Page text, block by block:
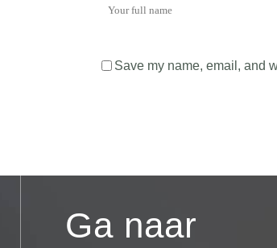
Save my name, email, and
Ga naar